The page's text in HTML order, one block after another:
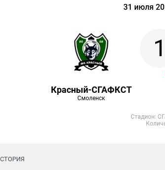
31 июля
Красный-СГАФКСТ
Смоленск
1
Стадион: